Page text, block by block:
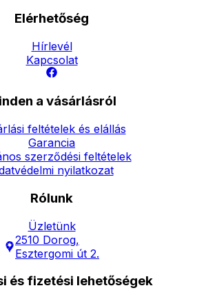
Elérhetőség
Hírlevél
Kapcsolat
a vásárlásról
feltételek és elállás
Garancia
szerződési feltételek
nyilatkozat
Rólunk
Üzletünk
2510 Dorog,
Esztergomi út 2.
és fizetési lehetőségek